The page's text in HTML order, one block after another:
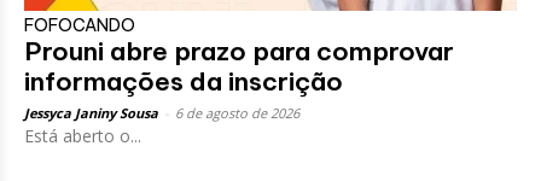
FOFOCANDO
Prouni abre prazo para comprovar
informações da inscrição
Jessyca Janiny Sousa 6 de agosto de 2026
Está aberto o...